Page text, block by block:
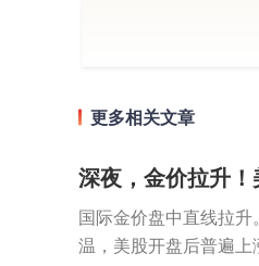
更多相关文章
深夜，金价拉升
国际金价盘中直线拉
温，美股开盘后普遍